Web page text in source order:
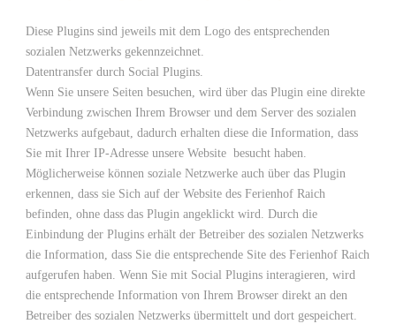
Diese Plugins sind jeweils mit dem Logo des entsprechenden
sozialen Netzwerks gekennzeichnet.
Datentransfer durch Social Plugins.
Wenn Sie unsere Seiten besuchen, wird über das Plugin eine direkte
Verbindung zwischen Ihrem Browser und dem Server des sozialen
Netzwerks aufgebaut, dadurch erhalten diese die Information, dass
Sie mit Ihrer IP-Adresse unsere Website besucht haben.
Möglicherweise können soziale Netzwerke auch über das Plugin
erkennen, dass sie Sich auf der Website des Ferienhof Raich
befinden, ohne dass das Plugin angeklickt wird. Durch die
Einbindung der Plugins erhält der Betreiber des sozialen Netzwerks
die Information, dass Sie die entsprechende Site des Ferienhof Raich
aufgerufen haben. Wenn Sie mit Social Plugins interagieren, wird
die entsprechende Information von Ihrem Browser direkt an den
Betreiber des sozialen Netzwerks übermittelt und dort gespeichert.